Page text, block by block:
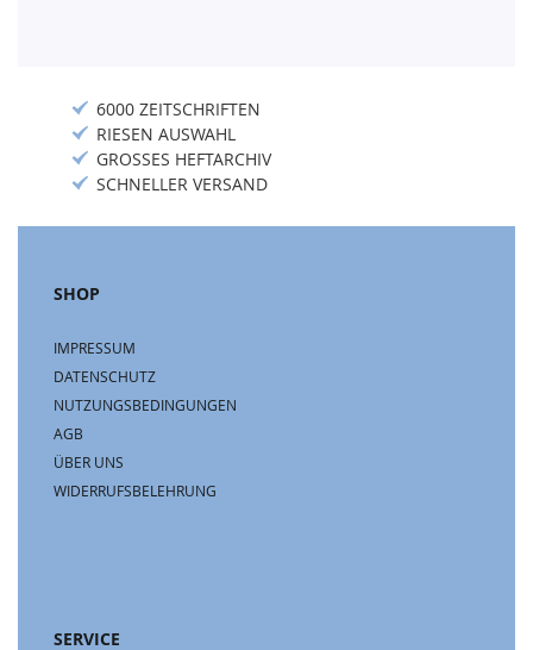
6000 ZEITSCHRIFTEN
RIESEN AUSWAHL
GROSSES HEFTARCHIV
SCHNELLER VERSAND
SHOP
IMPRESSUM
DATENSCHUTZ
NUTZUNGSBEDINGUNGEN
AGB
ÜBER UNS
WIDERRUFSBELEHRUNG
SERVICE